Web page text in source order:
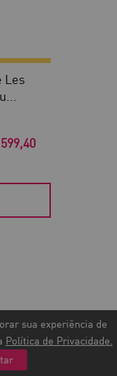
sua experiência de
Política de Privacidade.
Les
30